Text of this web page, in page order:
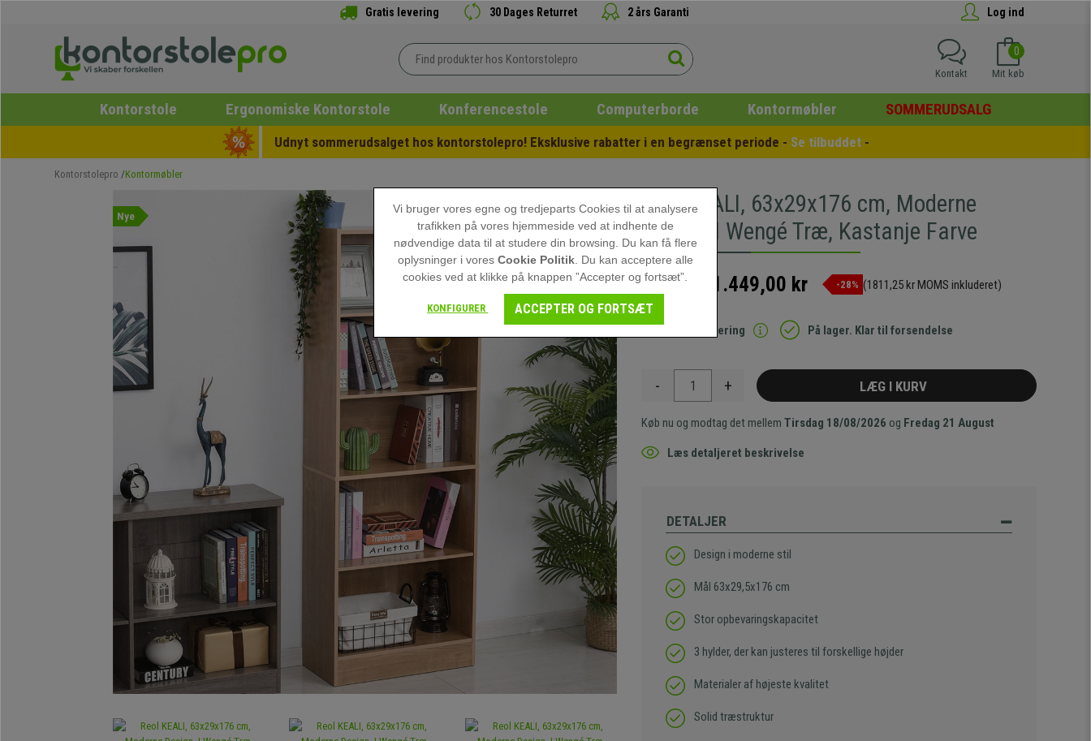
Gratis levering 30 Dages Returret 2 års Garanti Log ind
0
Mit køb
Kontakt
Kontorstole Ergonomiske Kontorstole Konferencestole Computerborde Kontormøbler SOMMERUDSALG
Udnyt sommerudsalget hos kontorstolepro! Eksklusive rabatter i en begrænset periode - Se tilbuddet -
Kontorstolepro Kontormøbler
Nye
Reol KEALI, 63x29x176 cm, Moderne
Design, I Wengé Træ, Kastanje Farve
1.999,00 kr 1.449,00 kr -28% (1811,25 kr MOMS inkluderet)
Gratis levering På lager. Klar til forsendelse
- + LÆG I KURV
Køb nu og modtag det mellemTirsdag 18/08/2026 og Fredag 21 August
Læs detaljeret beskrivelse
DETALJER
Design i moderne stil
Mål 63x29,5x176 cm
Stor opbevaringskapacitet
3 hylder, der kan justeres til forskellige højder
Materialer af højeste kvalitet
Solid træstruktur
Vi bruger vores egne og tredjeparts Cookies til at analysere
trafikken på vores hjemmeside ved at indhente de
nødvendige data til at studere din browsing. Du kan få flere
oplysninger i vores Cookie Politik. Du kan acceptere alle
cookies ved at klikke på knappen ”Accepter og fortsæt”.
KONFIGURER ACCEPTER OG FORTSÆT